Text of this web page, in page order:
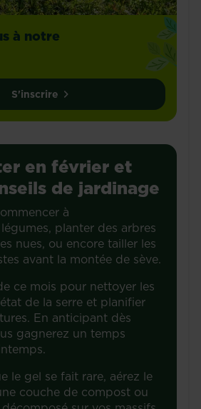
à notre
S'inscrire
en février et
de jardinage
à
planter des arbres
nues, ou encore tailler les
avant la montée de sève.
ce mois pour nettoyer les
de la serre et planifier
En anticipant dès
gagnerez un temps
le gel se fait rare, aérez le
couche de compost ou